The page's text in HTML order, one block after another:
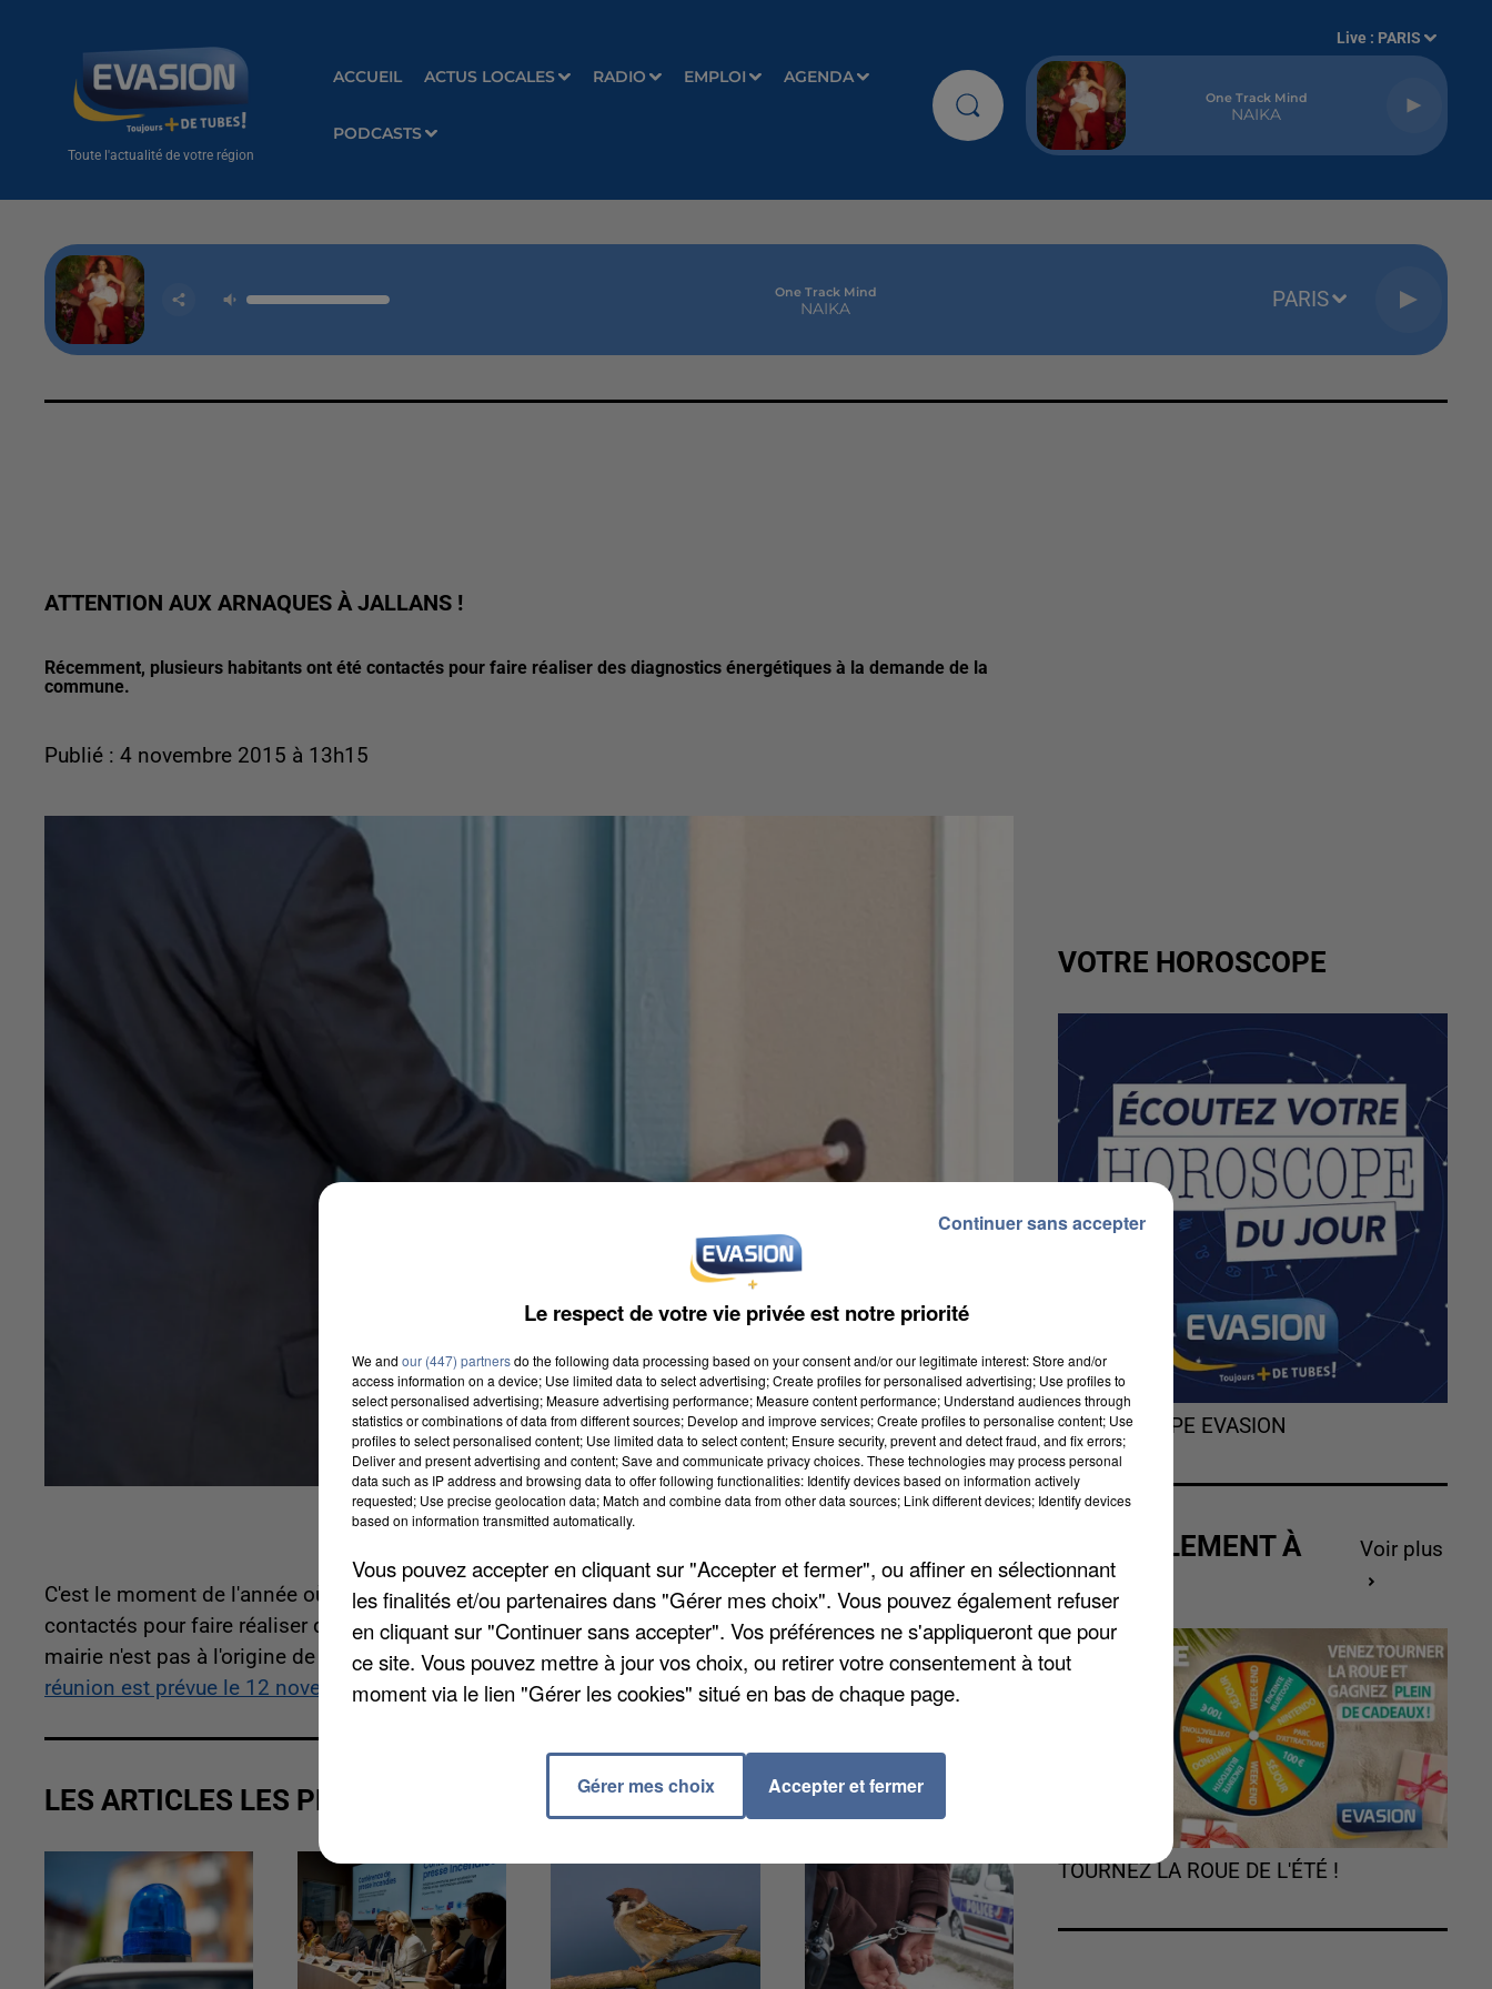
Toute l'actualité de votre région
ACCUEIL ACTUS LOCALES RADIO EMPLOI AGENDA
PODCASTS
Live : PARIS
One Track Mind
NAIKA
One Track Mind
NAIKA PARIS
ATTENTION AUX ARNAQUES À JALLANS !
Récemment, plusieurs habitants ont été contactés pour faire réaliser des diagnostics énergétiques à la demande de la
commune.
Publié : 4 novembre 2015 à 13h15
C'est le moment de l'année où les malfaiteurs en profitent. Récemment, plusieurs habitants ont été
contactés pour faire réaliser des diagnostics énergétiques à la demande de la commune. Sauf que la
mairie n'est pas à l'origine de cette démarche ! Pour en savoir plus sur le démarchage frauduleux,une
réunion est prévue le 12 novembre prochain comme nous l'avions annoncérécemment.
LES ARTICLES LES PLUS VUS
VOTRE HOROSCOPE
L'HOROSCOPE EVASION
ACTUELLEMENT À
GAGNER
Voir plus
TOURNEZ LA ROUE DE L'ÉTÉ !
Le respect de votre vie privée est notre priorité
We and our (447) partnersdo the following data processing based on your consent and/or our legitimate interest: Store and/or
access information on a device; Use limited data to select advertising; Create profiles for personalised advertising; Use profiles to
select personalised advertising; Measure advertising performance; Measure content performance; Understand audiences through
statistics or combinations of data from different sources; Develop and improve services; Create profiles to personalise content; Use
profiles to select personalised content; Use limited data to select content; Ensure security, prevent and detect fraud, and fix errors;
Deliver and present advertising and content; Save and communicate privacy choices. These technologies may process personal
data such as IP address and browsing data to offer following functionalities: Identify devices based on information actively
requested; Use precise geolocation data; Match and combine data from other data sources; Link different devices; Identify devices
based on information transmitted automatically.
Vous pouvez accepter en cliquant sur "Accepter et fermer", ou affiner en sélectionnant
les finalités et/ou partenaires dans "Gérer mes choix". Vous pouvez également refuser
en cliquant sur "Continuer sans accepter". Vos préférences ne s'appliqueront que pour
ce site. Vous pouvez mettre à jour vos choix, ou retirer votre consentement à tout
moment via le lien "Gérer les cookies" situé en bas de chaque page.
Gérer mes choix Accepter et fermer
Continuer sans accepter